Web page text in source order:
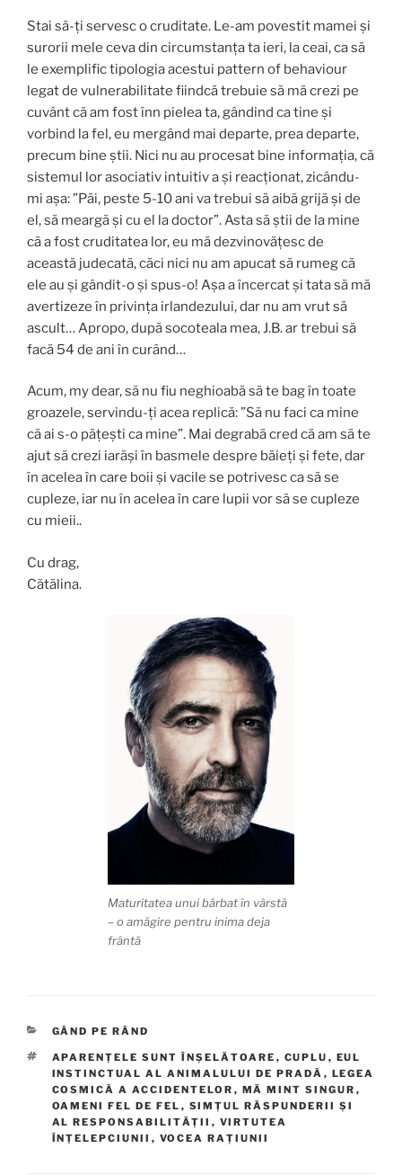
Stai să-ți servesc o cruditate. Le-am povestit mamei și
surorii mele ceva din circumstanța ta ieri, la ceai, ca să
le exemplific tipologia acestui pattern of behaviour
legat de vulnerabilitate fiindcă trebuie să mă crezi pe
cuvânt că am fost înn pielea ta, gândind ca tine și
vorbind la fel, eu mergând mai departe, prea departe,
precum bine știi. Nici nu au procesat bine informația, că
sistemul lor asociativ intuitiv a și reacționat, zicându-
mi așa: ”Păi, peste 5-10 ani va trebui să aibă grijă și de
el, să meargă și cu el la doctor”. Asta să știi de la mine
că a fost cruditatea lor, eu mă dezvinovățesc de
această judecată, căci nici nu am apucat să rumeg că
ele au și gândit-o și spus-o! Așa a încercat și tata să mă
avertizeze în privința irlandezului, dar nu am vrut să
ascult… Apropo, după socoteala mea, J.B. ar trebui să
facă 54 de ani în curând…
Acum, my dear, să nu fiu neghioabă să te bag în toate
groazele, servindu-ți acea replică: ”Să nu faci ca mine
că ai s-o pățești ca mine”. Mai degrabă cred că am să te
ajut să crezi iarăși în basmele despre băieți și fete, dar
în acelea în care boii și vacile se potrivesc ca să se
cupleze, iar nu în acelea în care lupii vor să se cupleze
cu mieii..
Cu drag,
Cătălina.
Maturitatea unui bărbat în vârstă
– o amăgire pentru inima deja
frântă
CATEGORII
GÂND PE RÂND
ETICHETE
APARENȚELE SUNT ÎNȘELĂTOARE , CUPLU , EUL
INSTINCTUAL AL ANIMALULUI DE PRADĂ , LEGEA
COSMICĂ A ACCIDENTELOR , MĂ MINT SINGUR ,
OAMENI FEL DE FEL , SIMȚUL RĂSPUNDERII ȘI
AL RESPONSABILITĂȚII , VIRTUTEA
ÎNȚELEPCIUNII , VOCEA RAȚIUNII